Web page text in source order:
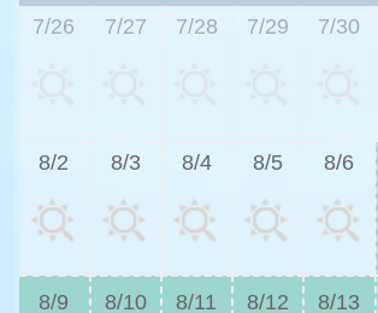
7/26
7/27 7/28 7/29 7/30
8/2 8/3 8/4 8/5 8/6
8/9 8/10 8/11 8/12 8/13